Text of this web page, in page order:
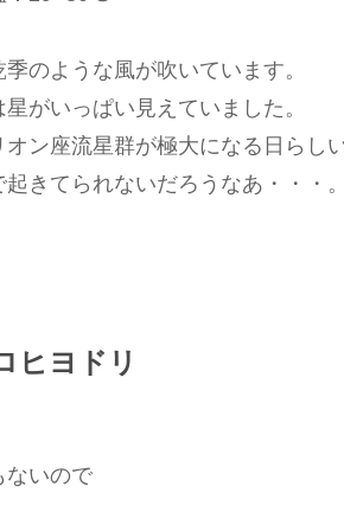
のような風が吹いています。
がいっぱい見えていました。
オン座流星群が極大になる日らし
きてられないだろうなあ・・・。
ヒヨドリ
ないので